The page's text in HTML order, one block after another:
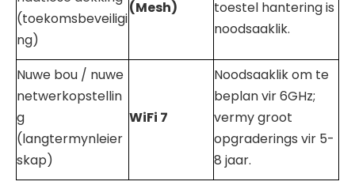
(toekomsbeveiligi
ng)
(Mesh)
toestel hantering is
noodsaaklik.
Nuwe bou / nuwe
netwerkopstellin
g
(langtermynleier
skap)
WiFi 7
Noodsaaklik om te
beplan vir 6GHz;
vermy groot
opgraderings vir 5-
8 jaar.